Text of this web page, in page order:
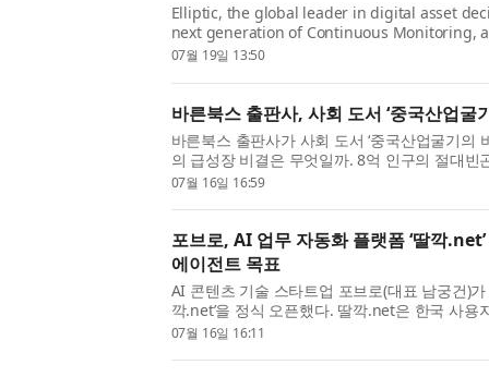
Elliptic, the global leader in digital asset
next generation of Continuous Monitoring,
compliance teams a continuously accurate
07월 19일 13:50
바른북스 출판사, 사회 도서 ‘중국산업굴
바른북스 출판사가 사회 도서 ‘중국산업굴기의
의 급성장 비결은 무엇일까. 8억 인구의 절대빈
역 파트너, 세계 제조업의 3분의 1 점유, 74개
07월 16일 16:59
포브로, AI 업무 자동화 플랫폼 ‘딸깍
에이전트 목표
AI 콘텐츠 기술 스타트업 포브로(대표 남궁건)
깍.net’을 정식 오픈했다. 딸깍.net은 한국 사
Agent)로, 워드·한글·엑셀·PPT 문서부터 이미
07월 16일 16:11